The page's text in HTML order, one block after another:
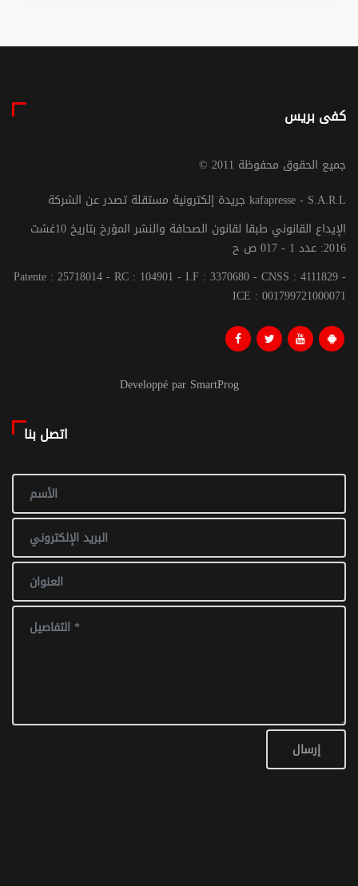
كفى بريس
© جميع الحقوق محفوظة 2011
جريدة إلكترونية مستقلة تصدر عن الشركة kafapresse - S.A.R.L
الإيداع القانوني طبقا لقانون الصحافة والنشر المؤرخ بتاريخ 10غشت
2016: عدد 1 - 017 ص ح
Patente : 25718014 - RC : 104901 - I.F : 3370680 - CNSS : 4111829 -
ICE : 001799721000071
Developpé par SmartProg
اتصل بنا